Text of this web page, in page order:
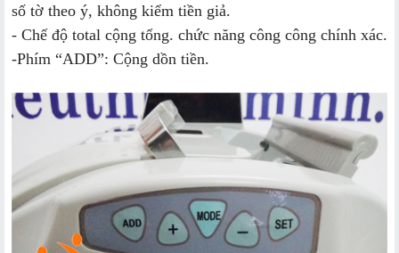
số tờ theo ý, không kiểm tiền giả.
- Chế độ total cộng tổng. chức năng công công chính xác.
-Phím “ADD”: Cộng dồn tiền.